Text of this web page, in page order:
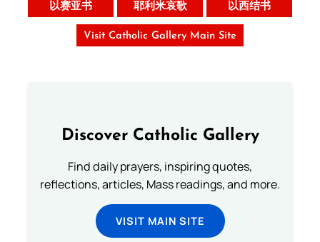
以赛亚书 耶利米哀歌 以西结书
Visit Catholic Gallery Main Site
Discover Catholic Gallery
Find daily prayers, inspiring quotes,
reflections, articles, Mass readings, and more.
VISIT MAIN SITE